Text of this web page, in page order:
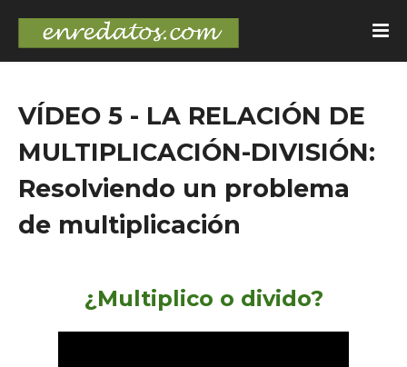
VÍDEO 5 - LA RELACIÓN DE
MULTIPLICACIÓN-DIVISIÓN:
Resolviendo un problema
de multiplicación
¿Multiplico o divido?